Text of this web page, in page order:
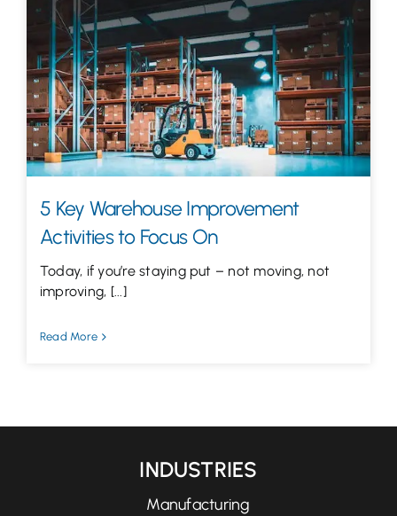
5 Key Warehouse Improvement
Activities to Focus On
Today, if you’re staying put – not moving, not
improving, [...]
Read More
INDUSTRIES
Manufacturing